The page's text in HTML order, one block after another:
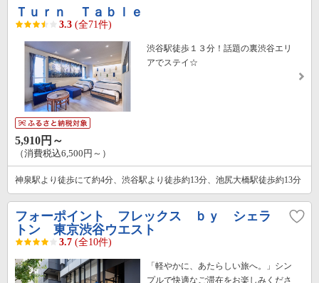
Ｔｕｒｎ Ｔａｂｌｅ
3.3 (全71件)
渋谷駅徒歩１３分！話題の裏渋谷エリ
アでステイ☆
5,910円～
（消費税込6,500円～）
神泉駅より徒歩にて約4分、渋谷駅より徒歩約13分、池尻大橋駅徒歩約13分
フォーポイント フレックス ｂｙ シェラ
トン 東京渋谷ウエスト
3.7 (全10件)
「軽やかに、あたらしい旅へ。」シン
プルで快適なご滞在をお楽しみくださ